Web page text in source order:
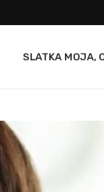
SLATKA MOJA,